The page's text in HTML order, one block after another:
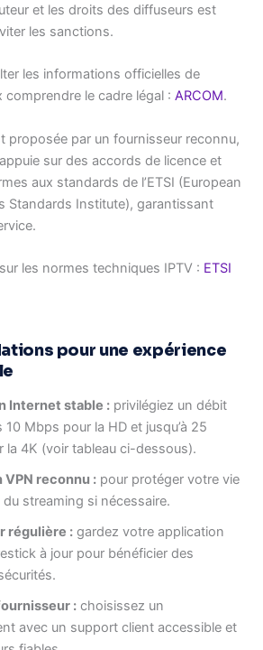
et les droits des diffuseurs est
les sanctions.
les informations officielles de
comprendre le cadre légal :ARCOM.
proposée par un fournisseur reconnu,
sur des accords de licence et
aux standards de l’ETSI (European
Standards Institute), garantissant
les normes techniques IPTV : ETSI
pour une expérience
Internet stable : privilégiez un débit
10 Mbps pour la HD et jusqu’à 25
la 4K (voir tableau ci-dessous).
VPN reconnu : pour protéger votre vie
du streaming si nécessaire.
régulière : gardez votre application
à jour pour bénéficier des
: choisissez un
avec un support client accessible et